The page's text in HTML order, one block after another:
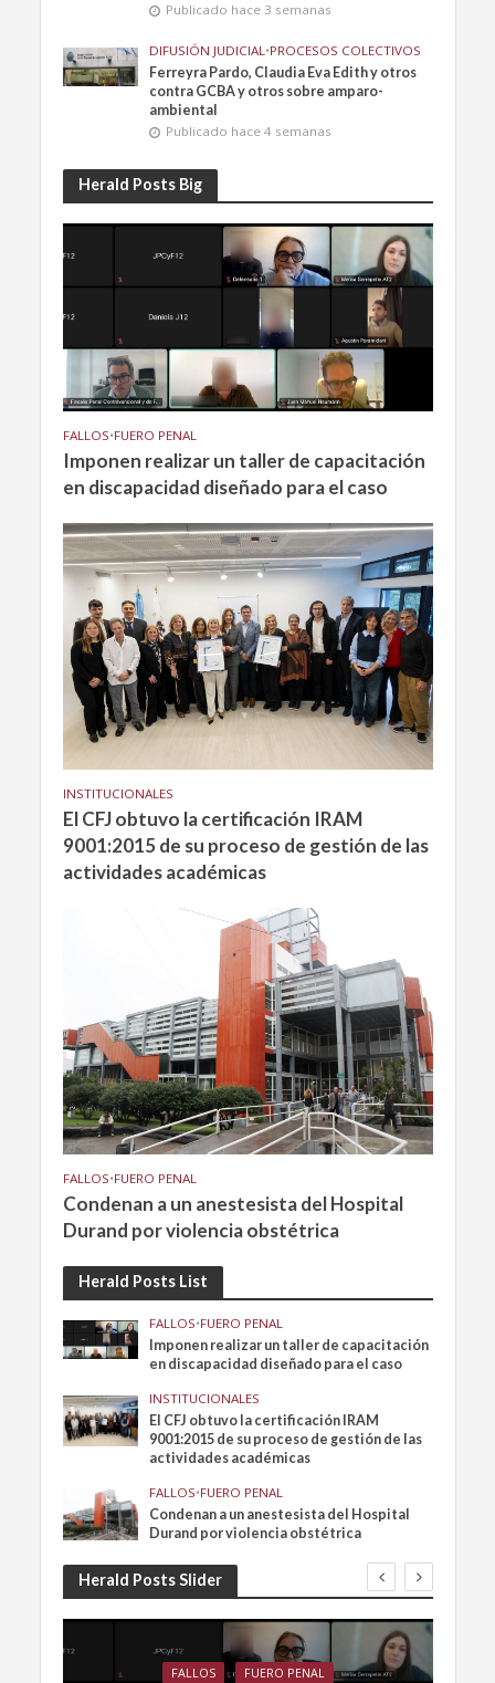
Publicado hace 3 semanas
DIFUSIÓN JUDICIAL•PROCESOS COLECTIVOS
Ferreyra Pardo, Claudia Eva Edith y otros
contra GCBA y otros sobre amparo-
ambiental
Publicado hace 4 semanas
Herald Posts Big
FALLOS•FUERO PENAL
Imponen realizar un taller de capacitación
en discapacidad diseñado para el caso
INSTITUCIONALES
El CFJ obtuvo la certificación IRAM
9001:2015 de su proceso de gestión de las
actividades académicas
FALLOS•FUERO PENAL
Condenan a un anestesista del Hospital
Durand por violencia obstétrica
Herald Posts List
FALLOS•FUERO PENAL
Imponen realizar un taller de capacitación
en discapacidad diseñado para el caso
INSTITUCIONALES
El CFJ obtuvo la certificación IRAM
9001:2015 de su proceso de gestión de las
actividades académicas
FALLOS•FUERO PENAL
Condenan a un anestesista del Hospital
Durand por violencia obstétrica
Herald Posts Slider
FALLOS FUERO PENAL